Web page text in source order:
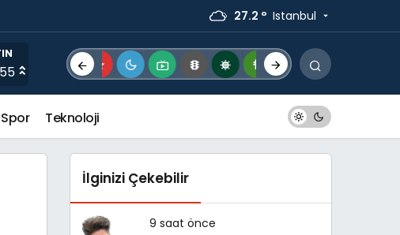
27.2 ° Istanbul
Spor Teknoloji
İlginizi Çekebilir
9 saat önce